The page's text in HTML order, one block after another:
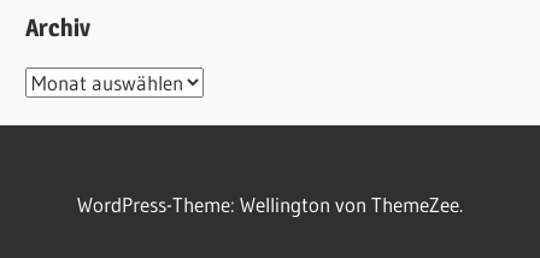
Archiv
Archiv
WordPress-Theme: Wellington von ThemeZee.